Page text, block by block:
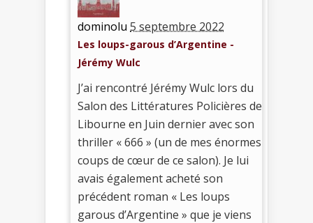
dominolu 5 septembre 2022
Les loups-garous d’Argentine -
Jérémy Wulc
J’ai rencontré Jérémy Wulc lors du
Salon des Littératures Policières de
Libourne en Juin dernier avec son
thriller « 666 » (un de mes énormes
coups de cœur de ce salon). Je lui
avais également acheté son
précédent roman « Les loups
garous d’Argentine » que je viens